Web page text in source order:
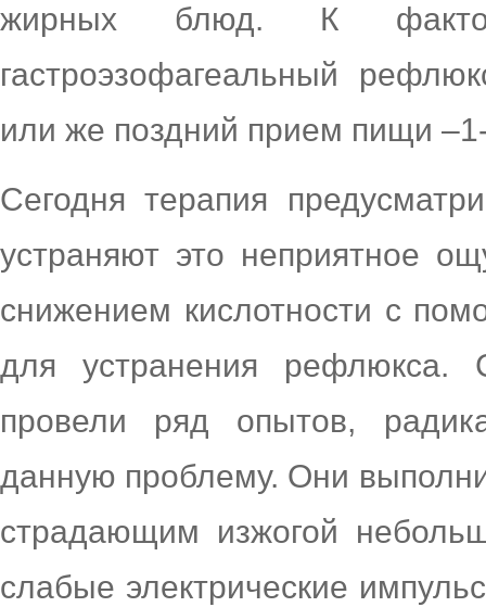
жирных блюд. К
гастроэзофагеальный
или же поздний прием пищи
Сегодня терапия
устраняют это неприятное
снижением кислотности с
для устранения рефлюкса.
провели ряд опытов,
данную проблему. Они
страдающим изжогой
слабые электрические